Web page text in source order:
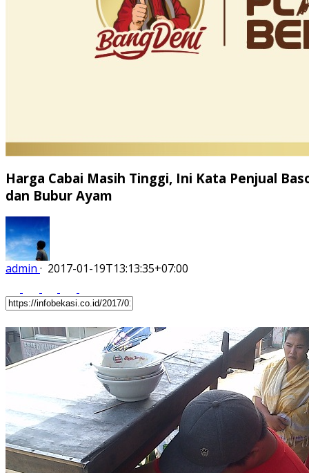
Harga Cabai Masih Tinggi, Ini Kata Penjual
dan Bubur Ayam
admin · 2017-01-19T13:13:35+07:00